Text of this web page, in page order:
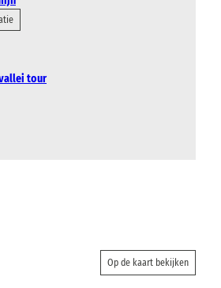
tour
Op de kaart bekijken